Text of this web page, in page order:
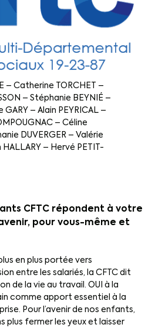
– Catherine TORCHET –
– Stéphanie BEYNIÉ –
GARY – Alain PEYRICAL –
– Céline
DUVERGER – Valérie
– Hervé PETIT-
CFTC répondent à votre
pour vous-même et
en plus portée vers
entre les salariés, la CFTC dit
de la vie au travail. OUI à la
comme apport essentiel à la
Pour l’avenir de nos enfants,
plus fermer les yeux et laisser